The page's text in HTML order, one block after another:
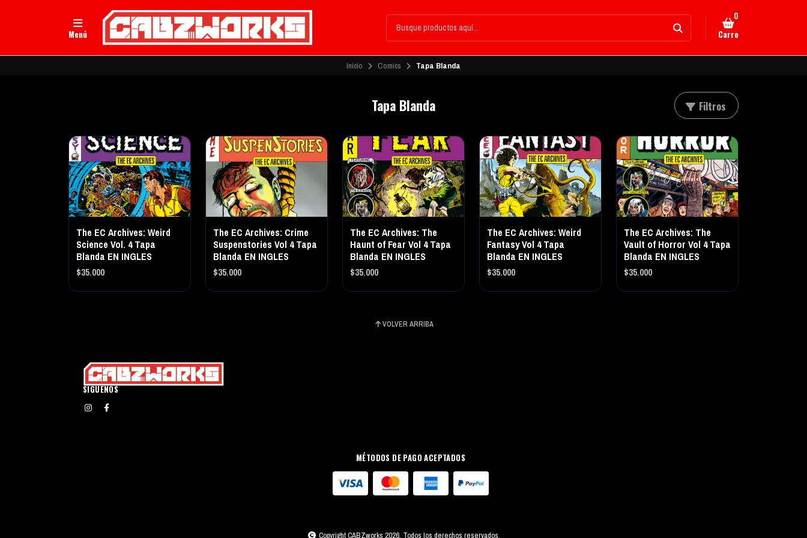
Menú
0
Carro
Inicio Comics Tapa Blanda
Tapa Blanda Filtros
The EC Archives: Weird
Science Vol. 4 Tapa
Blanda EN INGLES
$35.000
The EC Archives: Crime
Suspenstories Vol 4 Tapa
Blanda EN INGLES
$35.000
The EC Archives: The
Haunt of Fear Vol 4 Tapa
Blanda EN INGLES
$35.000
The EC Archives: Weird
Fantasy Vol 4 Tapa
Blanda EN INGLES
$35.000
The EC Archives: The
Vault of Horror Vol 4 Tapa
Blanda EN INGLES
$35.000
VOLVER ARRIBA
SÍGUENOS
MÉTODOS DE PAGO ACEPTADOS
Copyright CABZworks 2026. Todos los derechos reservados.